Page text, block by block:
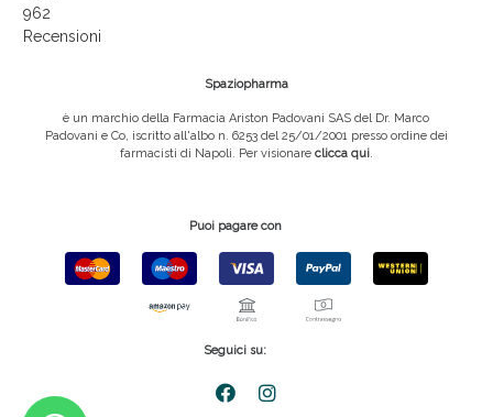
962
Recensioni
Spaziopharma
è un marchio della Farmacia Ariston Padovani SAS del Dr. Marco
Padovani e Co, iscritto all'albo n. 6253 del 25/01/2001 presso ordine dei
farmacisti di Napoli. Per visionare clicca qui.
Puoi pagare con
Seguici su: